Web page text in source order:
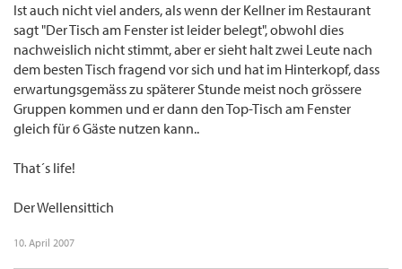
Ist auch nicht viel anders, als wenn der Kellner im Restaurant
sagt "Der Tisch am Fenster ist leider belegt", obwohl dies
nachweislich nicht stimmt, aber er sieht halt zwei Leute nach
dem besten Tisch fragend vor sich und hat im Hinterkopf, dass
erwartungsgemäss zu späterer Stunde meist noch grössere
Gruppen kommen und er dann den Top-Tisch am Fenster
gleich für 6 Gäste nutzen kann..
That´s life!
Der Wellensittich
10. April 2007